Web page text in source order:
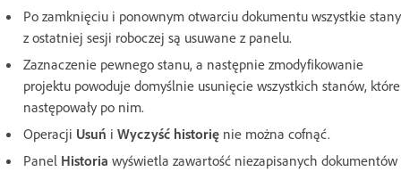
Po zamknięciu i ponownym otwarciu dokumentu wszystkie stany
z ostatniej sesji roboczej są usuwane z panelu.
Zaznaczenie pewnego stanu, a następnie zmodyfikowanie
projektu powoduje domyślnie usunięcie wszystkich stanów, które
następowały po nim.
Operacji Usuń i Wyczyść historię nie można cofnąć.
Panel Historia wyświetla zawartość niezapisanych dokumentów